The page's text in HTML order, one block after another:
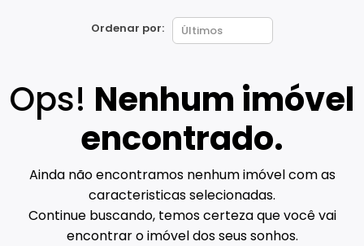
Ordenar por:
Ops! Nenhum imóvel
encontrado.
Ainda não encontramos nenhum imóvel com as
caracteristicas selecionadas.
Continue buscando, temos certeza que você vai
encontrar o imóvel dos seus sonhos.